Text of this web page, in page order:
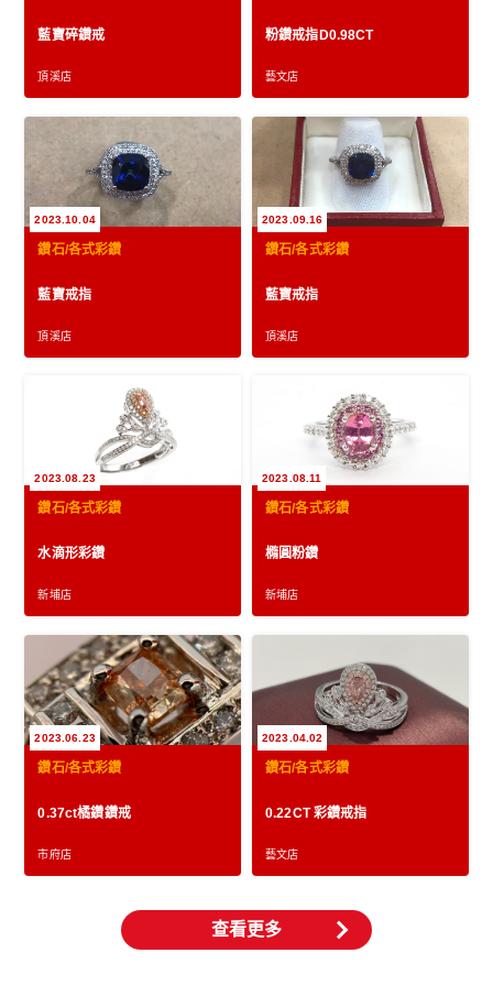
藍寶碎鑽戒
頂溪店
粉鑽戒指D0.98CT
藝文店
2023.10.04
鑽石/各式彩鑽
藍寶戒指
頂溪店
2023.09.16
鑽石/各式彩鑽
藍寶戒指
頂溪店
2023.08.23
鑽石/各式彩鑽
水滴形彩鑽
新埔店
2023.08.11
鑽石/各式彩鑽
橢圓粉鑽
新埔店
2023.06.23
鑽石/各式彩鑽
0.37ct橘鑽鑽戒
市府店
2023.04.02
鑽石/各式彩鑽
0.22CT 彩鑽戒指
藝文店
查看更多